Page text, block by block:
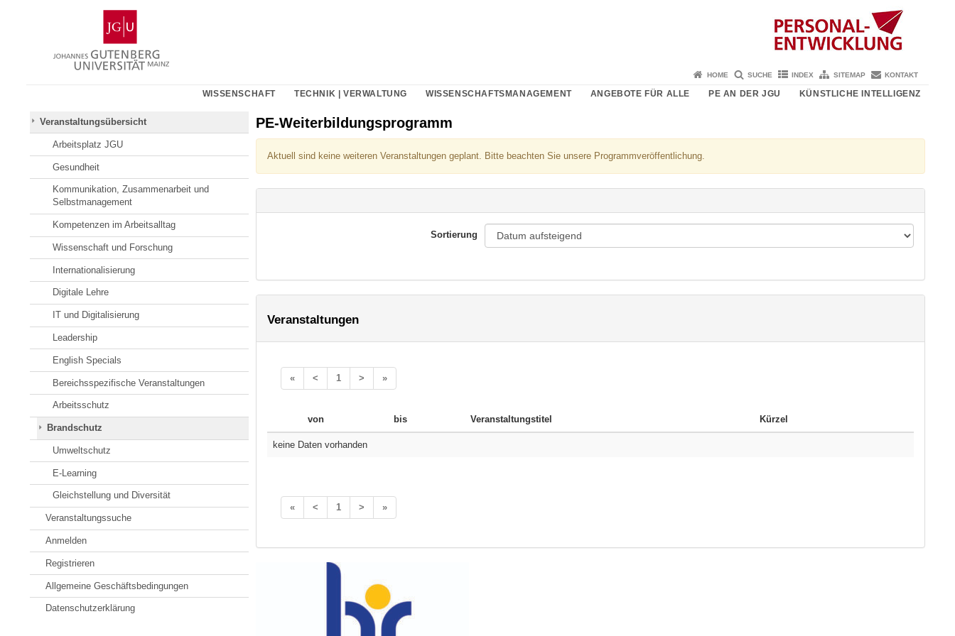
Gutenberg-
Universität
Mainz
HOME SUCHE INDEX SITEMAP KONTAKT
WISSENSCHAFT TECHNIK | VERWALTUNG WISSENSCHAFTSMANAGEMENT ANGEBOTE FÜR ALLE PE AN DER JGU KÜNSTLICHE INTELLIGENZ
Veranstaltungsübersicht
Arbeitsplatz JGU
Gesundheit
Kommunikation, Zusammenarbeit und
Selbstmanagement
Kompetenzen im Arbeitsalltag
Wissenschaft und Forschung
Internationalisierung
Digitale Lehre
IT und Digitalisierung
Leadership
English Specials
Bereichsspezifische Veranstaltungen
Arbeitsschutz
Brandschutz
Umweltschutz
E-Learning
Gleichstellung und Diversität
Veranstaltungssuche
Anmelden
Registrieren
Allgemeine Geschäftsbedingungen
Datenschutzerklärung
PE-Weiterbildungsprogramm
Aktuell sind keine weiteren Veranstaltungen geplant. Bitte beachten Sie unsere Programmveröffentlichung.
Sortierung
Veranstaltungen
« < 1 > »
von bis Veranstaltungstitel Kürzel
keine Daten vorhanden
« < 1 > »